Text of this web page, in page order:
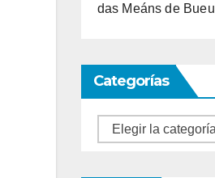
das Meáns de Bueu
Categorías
Categorías